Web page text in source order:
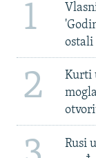
1
ostali
2
Kurti
Rusi